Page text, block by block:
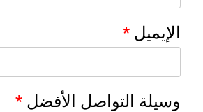
الإيميل*
وسيلة التواصل الأفضل*